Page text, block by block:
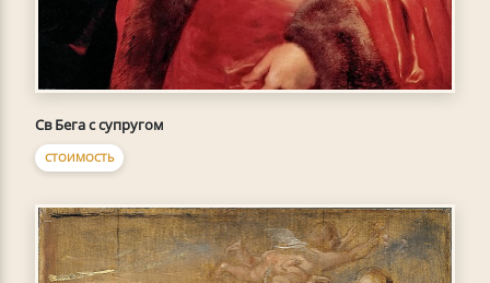
Св Бега с супругом
СТОИМОСТЬ